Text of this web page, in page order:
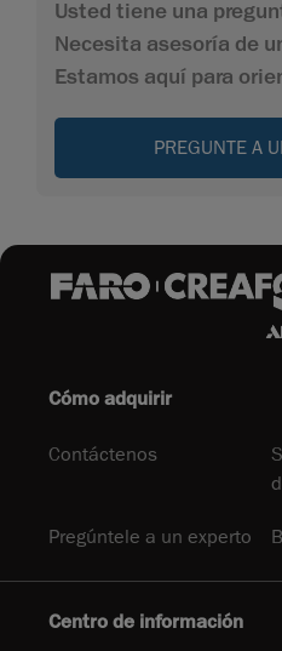
Usted tiene una
Necesita asesoría de
Estamos aquí para
PREGUNTE A
Cómo adquirir
Contáctenos
Pregúntele a un experto
Centro de información